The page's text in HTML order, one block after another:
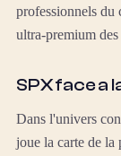
professionnels du
ultra-premium
SPX face a
Dans l'univers
joue la carte de la